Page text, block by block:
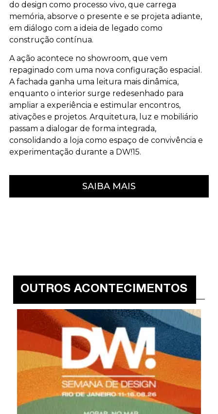
do design como processo vivo, que carrega
memória, absorve o presente e se projeta adiante,
em diálogo com a ideia de legado como
construção contínua.
A ação acontece no showroom, que vem
repaginado com uma nova configuração espacial.
A fachada ganha uma leitura mais dinâmica,
enquanto o interior surge redesenhado para
ampliar a experiência e estimular encontros,
ativações e projetos. Arquitetura, luz e mobiliário
passam a dialogar de forma integrada,
consolidando a loja como espaço de convivência e
experimentação durante a DW!15.
SAIBA MAIS
OUTROS ACONTECIMENTOS